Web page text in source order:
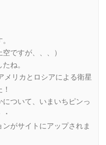
ですが、、、）
ね。
メリカとロシアによる衛星
ついて、いまいちピンっ
がサイトにアップされま